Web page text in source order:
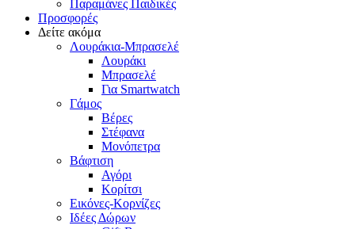
Παραμάνες Παιδικές
Προσφορές
Δείτε ακόμα
Λουράκια-Μπρασελέ
Λουράκι
Μπρασελέ
Για Smartwatch
Γάμος
Βέρες
Στέφανα
Μονόπετρα
Βάφτιση
Αγόρι
Κορίτσι
Εικόνες-Κορνίζες
Ιδέες Δώρων